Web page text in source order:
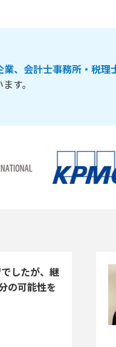
、会計士事務所・税
す。
したが、継
の可能性を